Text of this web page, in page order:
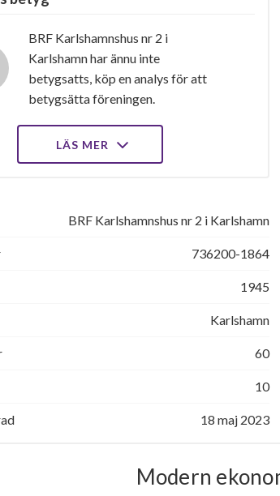
BRF Karlshamnshus nr 2 i
Karlshamn har ännu inte
betygsatts, köp en analys för att
betygsätta föreningen.
LÄS MER
BRF Karlshamnshus nr 2 i Karlshamn
736200-1864
1945
Karlshamn
60
10
18 maj 2023
Modern